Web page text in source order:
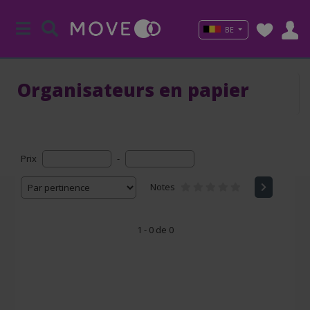
BE
Organisateurs en papier
Prix -
Notes
1 - 0 de 0